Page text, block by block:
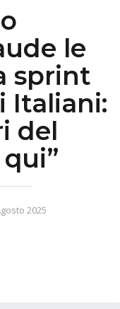
le
sprint
Italiani:
del
2025